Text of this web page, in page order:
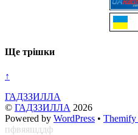
Ще трішки
↑
ГАДЗЗИЛЛА
© ГАДЗЗИЛЛА 2026
Powered by WordPress • Themify
пфвяяшддф